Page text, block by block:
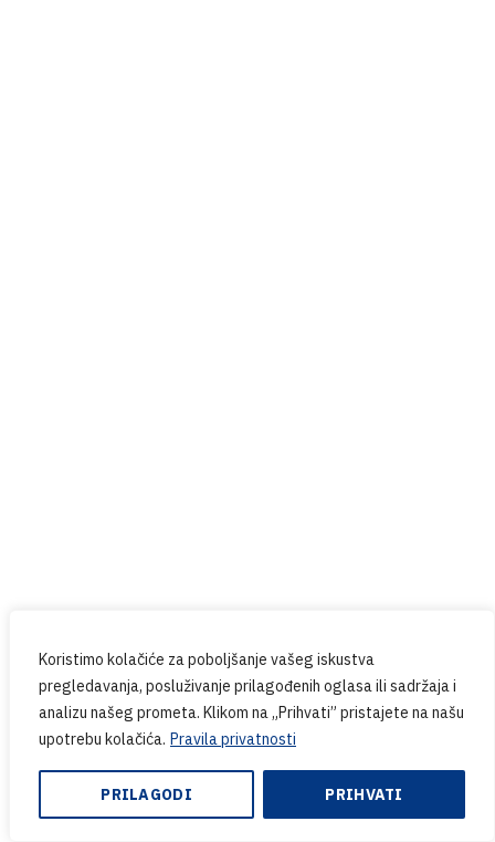
Koristimo kolačiće za poboljšanje vašeg iskustva
pregledavanja, posluživanje prilagođenih oglasa ili sadržaja i
analizu našeg prometa. Klikom na „Prihvati” pristajete na našu
upotrebu kolačića. Pravila privatnosti
PRILAGODI PRIHVATI